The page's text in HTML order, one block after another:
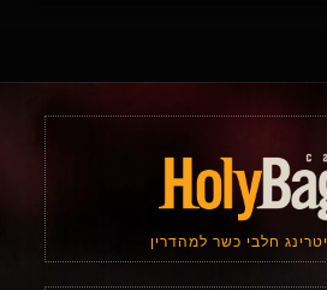
חלבי כשר למהדרין